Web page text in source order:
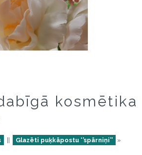
kosmētika
Glazēti puķkāpostu ‘’spārniņi’’ »